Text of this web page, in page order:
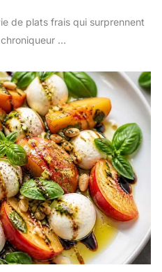
de plats frais qui surprennent
...